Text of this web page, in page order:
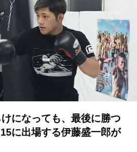
けになっても、最後に勝つ
に出場する伊藤盛一郎が